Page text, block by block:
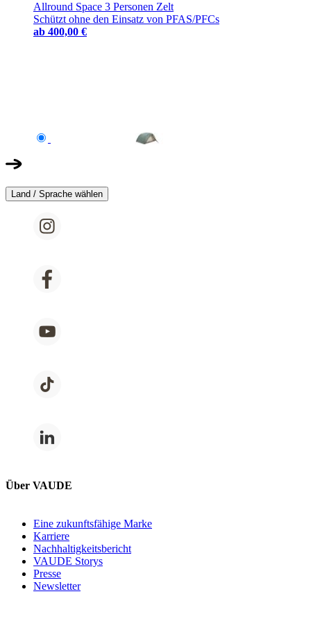
Allround Space 3 Personen Zelt
Schützt ohne den Einsatz von PFAS/PFCs
ab 400,00 €
Land / Sprache wählen
Über VAUDE
Eine zukunftsfähige Marke
Karriere
Nachhaltigkeitsbericht
VAUDE Storys
Presse
Newsletter